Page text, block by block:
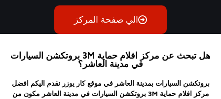
الي صفحة المركز
هل تبحث عن مركز افلام حماية 3M بروتكشن السيارات
في مدينة العاشر؟
بروتكشن السيارات بمدينة العاشر في موقعكار يوزر نقدم اليكم افضل
مركز افلام حماية 3M بروتكشن السيارات في مدينة العاشر مكون من